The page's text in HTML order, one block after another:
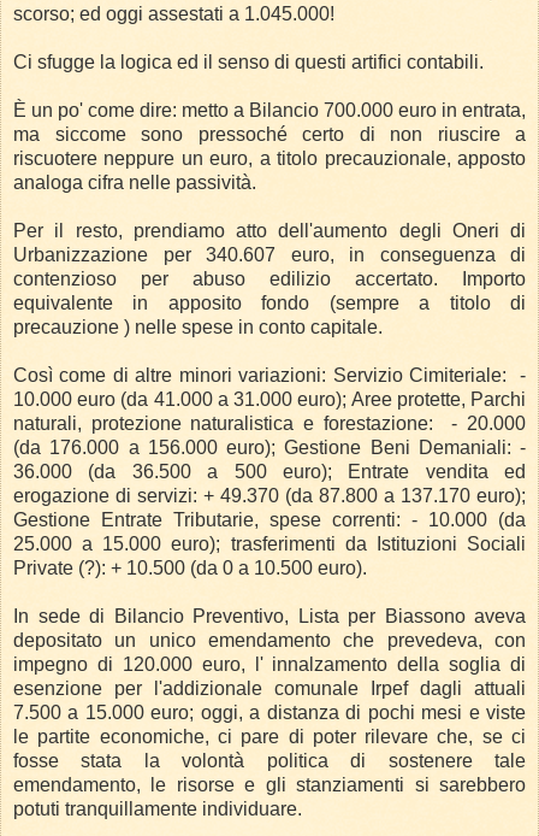
scorso; ed oggi assestati a 1.045.000!
Ci sfugge la logica ed il senso di questi artifici contabili.
È un po' come dire: metto a Bilancio 700.000 euro in entrata,
ma siccome sono pressoché certo di non riuscire a
riscuotere neppure un euro, a titolo precauzionale, apposto
analoga cifra nelle passività.
Per il resto, prendiamo atto dell'aumento degli Oneri di
Urbanizzazione per 340.607 euro, in conseguenza di
contenzioso per abuso edilizio accertato. Importo
equivalente in apposito fondo (sempre a titolo di
precauzione ) nelle spese in conto capitale.
Così come di altre minori variazioni: Servizio Cimiteriale: -
10.000 euro (da 41.000 a 31.000 euro); Aree protette, Parchi
naturali, protezione naturalistica e forestazione: - 20.000
(da 176.000 a 156.000 euro); Gestione Beni Demaniali: -
36.000 (da 36.500 a 500 euro); Entrate vendita ed
erogazione di servizi: + 49.370 (da 87.800 a 137.170 euro);
Gestione Entrate Tributarie, spese correnti: - 10.000 (da
25.000 a 15.000 euro); trasferimenti da Istituzioni Sociali
Private (?): + 10.500 (da 0 a 10.500 euro).
In sede di Bilancio Preventivo, Lista per Biassono aveva
depositato un unico emendamento che prevedeva, con
impegno di 120.000 euro, l' innalzamento della soglia di
esenzione per l'addizionale comunale Irpef dagli attuali
7.500 a 15.000 euro; oggi, a distanza di pochi mesi e viste
le partite economiche, ci pare di poter rilevare che, se ci
fosse stata la volontà politica di sostenere tale
emendamento, le risorse e gli stanziamenti si sarebbero
potuti tranquillamente individuare.